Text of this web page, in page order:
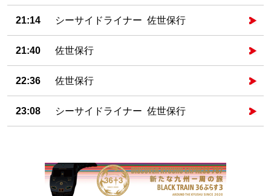
21:14 シーサイドライナー 佐世保行
21:40 佐世保行
22:36 佐世保行
23:08 シーサイドライナー 佐世保行